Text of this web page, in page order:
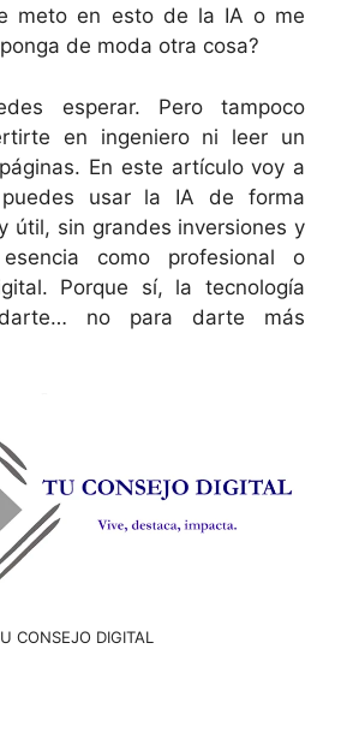
meto en esto de la IA o me
de moda otra cosa?
esperar. Pero tampoco
en ingeniero ni leer un
En este artículo voy a
usar la IA de forma
útil, sin grandes inversiones y
como profesional o
Porque sí, la tecnología
no para darte más
CONSEJO DIGITAL